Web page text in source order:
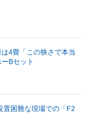
は4畳「この狭さで本当
Bセット
置困難な現場での「F2